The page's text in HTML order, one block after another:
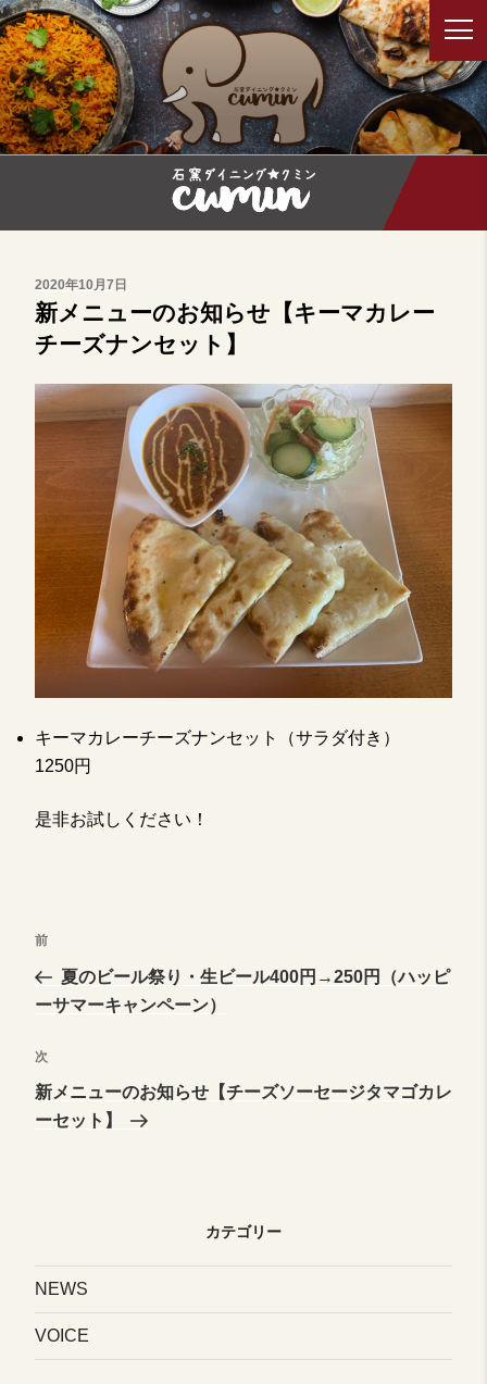
コ
ン
テ
ン
ツ
へ
石窯ダイニング クミン/デリーダラ
バー
鳥取でカレー料理を食べるならクミン。インド出身店長による本
格インドカレーを楽しめることができます。
投
稿
日:
2020年10月7日
新メニューのお知らせ【キーマカレー
チーズナンセット】
キーマカレーチーズナンセット（サラダ付き）
1250円
是非お試しください！
投
稿
ナ
ビ
ー
シ
前
の
投
前
夏のビール祭り・生ビール400円→250円（ハッピ
ーサマーキャンペーン）
次
の
投
次
新メニューのお知らせ【チーズソーセージタマゴカレ
ーセット】
カテゴリー
NEWS
VOICE